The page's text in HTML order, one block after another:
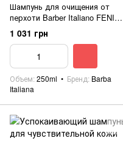
Шампунь для очищения от
перхоти Barber Italiano FENICE
250ml
1 031 грн
Объем 250ml Бренд Barba
Italiana